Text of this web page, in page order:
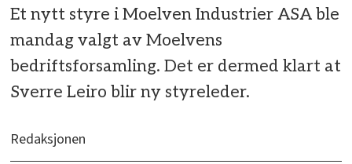
Et nytt styre i Moelven Industrier ASA ble
mandag valgt av Moelvens
bedriftsforsamling. Det er dermed klart at
Sverre Leiro blir ny styreleder.
Redaksjonen